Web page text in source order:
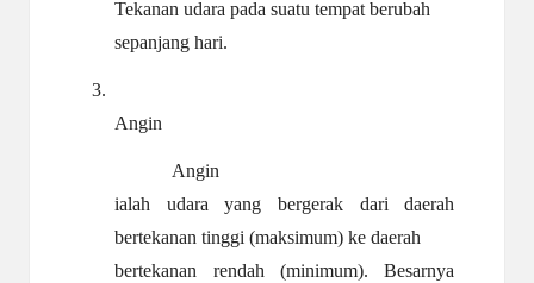
Tekanan udara pada suatu tempat berubah
sepanjang hari.
3.
Angin
Angin
ialah udara yang bergerak dari daerah
bertekanan tinggi (maksimum) ke daerah
bertekanan rendah (minimum). Besarnya